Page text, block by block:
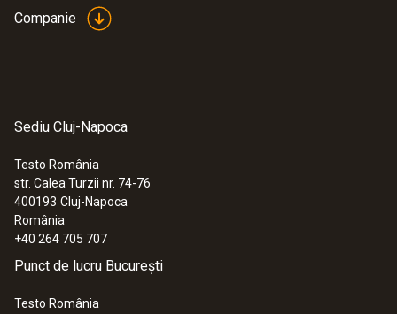
:0563 2051
testo 205 - Instrument de măsurare a
PH-ului cu o singură mână
1.787,17 RON
Companie
Sediu Cluj-Napoca
Testo România
str. Calea Turzii nr. 74-76
400193 Cluj-Napoca
România
+40 264 705 707
Punct de lucru București
Testo România